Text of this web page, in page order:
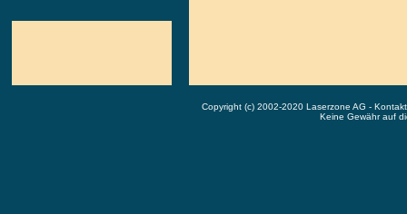
Copyright (c) 2002-2020 Laserzone AG -
Keine Gewähr auf